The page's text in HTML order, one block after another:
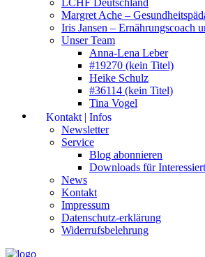
LCHF Deutschland
Margret Ache –
Iris Jansen – Ernährungscoach
Unser Team
Anna-Lena Leber
#19270 (kein Titel)
Heike Schulz
#36114 (kein Titel)
Tina Vogel
Kontakt | Infos
Newsletter
Service
Blog abonnieren
Downloads für
News
Kontakt
Impressum
Datenschutz-erklärung
Widerrufsbelehrung